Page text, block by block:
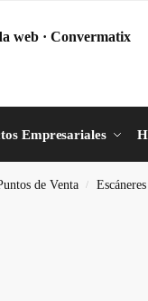
Empresariales
de Venta /